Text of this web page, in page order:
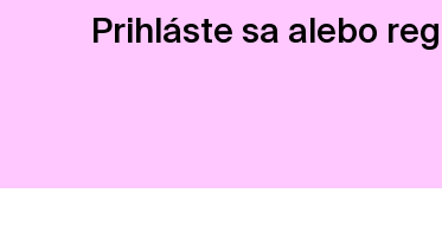
Prihláste sa alebo